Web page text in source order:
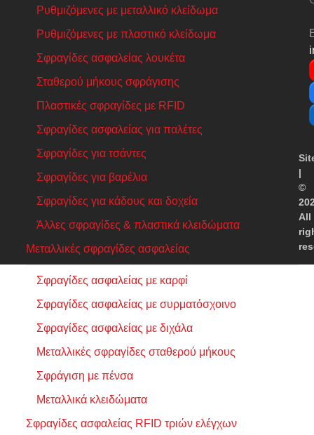
Ρυθμιζόμενες με μεταλλικό κλείδωμα
Ρυθμιζόμενες με πλαστικό κλείδωμα
Σφραγίδες ασφαλείας λουκέτα
Σταθερού μήκους σφράγισης
Πλαστικές σφραγίδες με RFID
Σφραγίδες ασφαλείας για παλέτες
Σφραγίδες για τσάντες
Σφραγίδες για βαρέλια
Σφραγίδες για κάδους και δοχεία
Άλλες σφραγίδες & πλαστικά κλειδώματα
Μεταλλικές σφραγίδες ασφαλείας
Σφραγίδες ασφαλείας με καρφί
Σφραγίδες ασφαλείας με συρματόσχοινο
Σφραγίδες ασφαλείας με διχάλα
Μεταλλικές σφραγίδες σταθερού μήκους
Σφράγιση με πένσα
Μεταλλικά κλειδώματα
Σφραγίδες ασφαλείας RFID τριών ελέγχων
|
©
All